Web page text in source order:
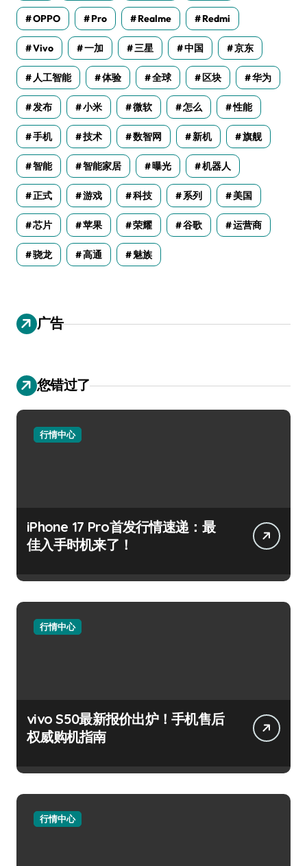
OPPO Pro Realme Redmi
Vivo 一加 三星 中国 京东
人工智能 体验 全球 区块 华为
发布 小米 微软 怎么 性能
手机 技术 数智网 新机 旗舰
智能 智能家居 曝光 机器人
正式 游戏 科技 系列 美国
芯片 苹果 荣耀 谷歌 运营商
骁龙 高通 魅族
广告
您错过了
行情中心
iPhone 17 Pro首发行情速递：最
佳入手时机来了！
行情中心
vivo S50最新报价出炉！手机售后
权威购机指南
行情中心